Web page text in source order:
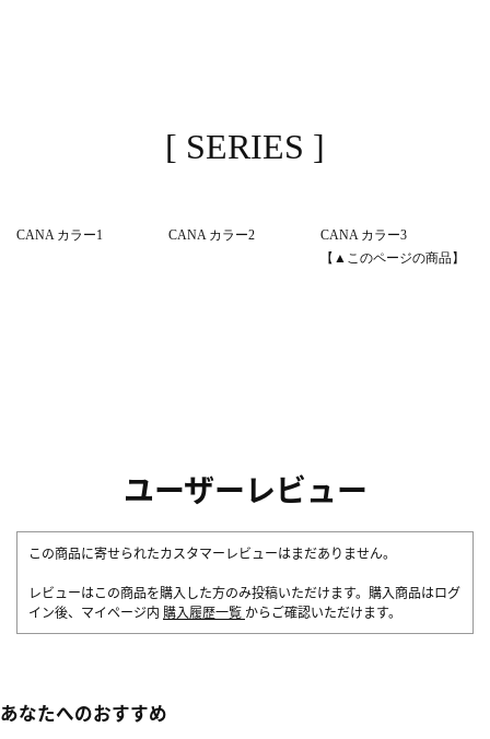
[ SERIES ]
CANA カラー1 CANA カラー2
CANA カラー3
【▲このページの商品】
ユーザーレビュー
この商品に寄せられたカスタマーレビューはまだありません。
レビューはこの商品を購入した方のみ投稿いただけます。購入商品はログ
イン後、マイページ内 購入履歴一覧 からご確認いただけます。
あなたへのおすすめ